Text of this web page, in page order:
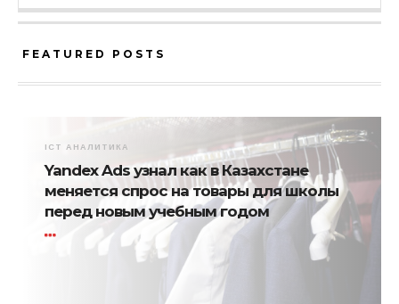
FEATURED POSTS
ICT АНАЛИТИКА
Yandex Ads узнал как в Казахстане
меняется спрос на товары для школы
перед новым учебным годом